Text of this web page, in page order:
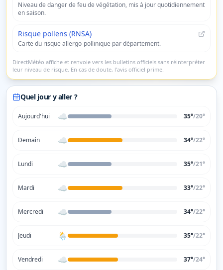
Niveau de danger de feu de végétation, mis à jour quotidiennement
en saison.
Risque pollens (RNSA)
Carte du risque allergo-pollinique par département.
DirectMétéo affiche et renvoie vers les bulletins officiels sans réinterpréter
leur niveau de risque. En cas de doute, l’avis officiel prime.
Quel jour y aller ?
Aujourd'hui ☁️ 35°/20°
Demain ☁️ 34°/22°
Lundi ☁️ 35°/21°
Mardi ☁️ 33°/22°
Mercredi ☁️ 34°/22°
Jeudi 🌦️ 35°/22°
Vendredi ☁️ 37°/24°